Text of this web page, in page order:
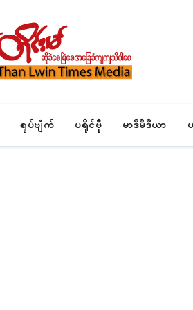
ရုပ်ဗျံက် ပရိုၚ်ဗီု မာဒဳမဳဒဳယာ